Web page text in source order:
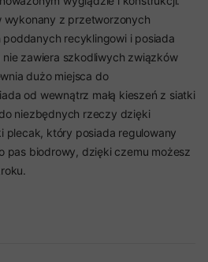
wykonany z przetworzonych
poddanych recyklingowi i posiada
nie zawiera szkodliwych związków
dużo miejsca do
od wewnątrz małą kieszeń z siatki
niezbędnych rzeczy dzięki
plecak, który posiada regulowany
pas biodrowy, dzięki czemu możesz